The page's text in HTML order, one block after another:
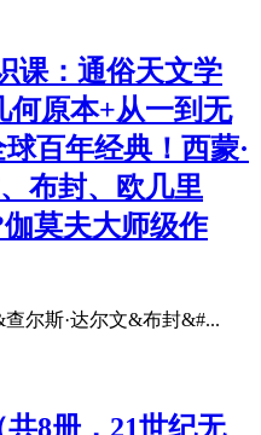
课：通俗天文学
何原本+从一到无
百年经典！西蒙·
布封、欧几里
莫夫大师级作
尔斯·达尔文&布封&#...
8册，21世纪无